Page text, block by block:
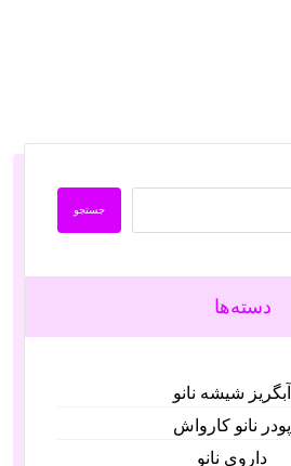
دسته‌ها
آبگریز شیشه نانو
پودر نانو کارواش
داروی نانو